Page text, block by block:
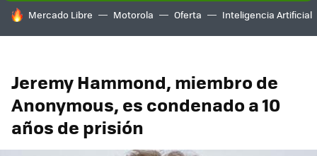
HOY SE HABLA DE
Mercado Libre Motorola Oferta Inteligencia Artificial
Jeremy Hammond, miembro de
Anonymous, es condenado a 10
años de prisión